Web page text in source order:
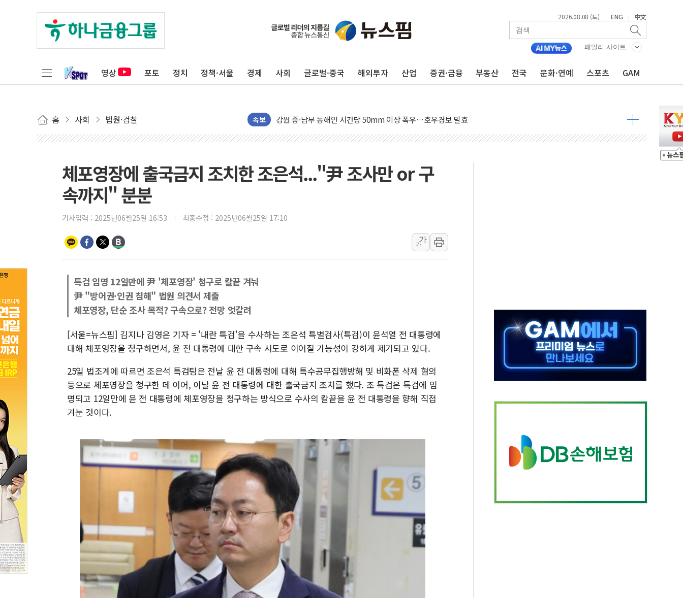
2026.08.08 (토) | ENG | 中文
패밀리 사이트
영상 포토 정치 정책·서울 경제 사회 글로벌·중국 해외투자 산업 증권·금융 부동산 전국 문화·연예 스포츠 GAM
홈 사회 법원·검찰 속보
동해중부 전 해상 풍랑주의보…10일까지 최대 3.5m 높은 물결
연일 폭염에 온열질환 사망 23명…정부, 비상대응기구 가동
인제 용대리 계곡서 수위 상승으로 피서객 7명 고립…전원 구조
청양 밭에서 일하던 90대 숨져…온열질환 여부 조사
폭염에 車 운전면허 기능시험 오전 집중 편성…체감온도 38도 넘으면 중단
'호우 특보' 경북 울진 시간당 20~30mm 강한 비...가뭄 해소될 듯
주말 무더위·열대야 지속…내륙 곳곳 소나기
한상협, 업계 개인정보 보안 새판 짠다…'자율규제단체' 타진
민주당, 오늘 제주·인천 경선 발표...김민석 '재역전' vs 정청래 '격차 확대'
체포영장에 출국금지 조치한 조은석..."尹 조사만 or 구
속까지" 분분
기사입력 : 2025년06월25일 16:53 최종수정 : 2025년06월25일 17:10
가
가
특검 임명 12일만에 尹 '체포영장' 청구로 칼끝 겨눠
尹 "방어권·인권 침해" 법원 의견서 제출
체포영장, 단순 조사 목적? 구속으로? 전망 엇갈려
[서울=뉴스핌] 김지나 김영은 기자 = '내란 특검'을 수사하는 조은석 특별검사(특검)이 윤석열 전 대통령에
대해 체포영장을 청구하면서, 윤 전 대통령에 대한 구속 시도로 이어질 가능성이 강하게 제기되고 있다.
25일 법조계에 따르면 조은석 특검팀은 전날 윤 전 대통령에 대해 특수공무집행방해 및 비화폰 삭제 혐의
등으로 체포영장을 청구한 데 이어, 이날 윤 전 대통령에 대한 출국금지 조치를 했다. 조 특검은 특검에 임
명되고 12일만에 윤 전 대통령에 체포영장을 청구하는 방식으로 수사의 칼끝을 윤 전 대통령을 향해 직접
겨눈 것이다.